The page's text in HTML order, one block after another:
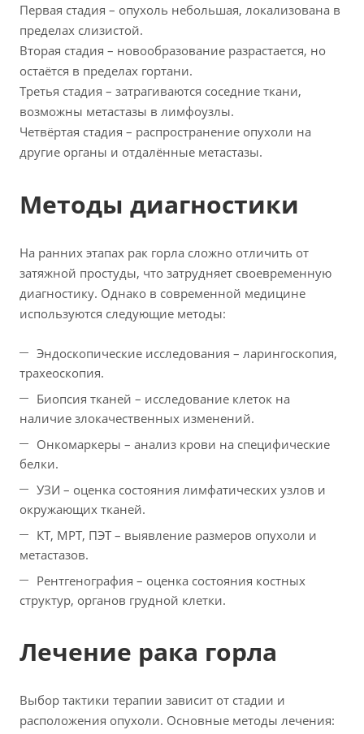
Первая стадия – опухоль небольшая, локализована в
пределах слизистой.
Вторая стадия – новообразование разрастается, но
остаётся в пределах гортани.
Третья стадия – затрагиваются соседние ткани,
возможны метастазы в лимфоузлы.
Четвёртая стадия – распространение опухоли на
другие органы и отдалённые метастазы.
Методы диагностики
На ранних этапах рак горла сложно отличить от
затяжной простуды, что затрудняет своевременную
диагностику. Однако в современной медицине
используются следующие методы:
Эндоскопические исследования – ларингоскопия,
трахеоскопия.
Биопсия тканей – исследование клеток на
наличие злокачественных изменений.
Онкомаркеры – анализ крови на специфические
белки.
УЗИ – оценка состояния лимфатических узлов и
окружающих тканей.
КТ, МРТ, ПЭТ – выявление размеров опухоли и
метастазов.
Рентгенография – оценка состояния костных
структур, органов грудной клетки.
Лечение рака горла
Выбор тактики терапии зависит от стадии и
расположения опухоли. Основные методы лечения: